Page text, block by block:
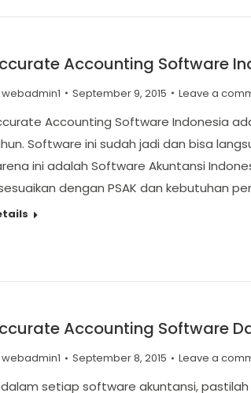
Accounting Software
webadmin1 September 9, 2015 Leave a
Accounting Software Indonesia
Software ini sudah jadi dan bisa
ini adalah Software Akuntansi
dengan PSAK dan kebutuhan
Accounting Software
webadmin1 September 8, 2015 Leave a
dalam setiap software akuntansi,